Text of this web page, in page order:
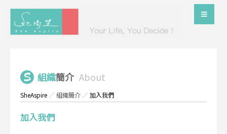
組織簡介 About
SheAspire ／組織簡介 ／加入我們
加入我們